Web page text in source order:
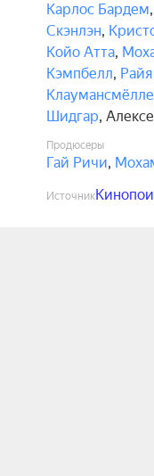
Карлос Бардем,
Скэнлэн,
Койо Атта,
Кэмпбелл,
Шидгар,
Продюсеры
Гай Ричи,
Источник